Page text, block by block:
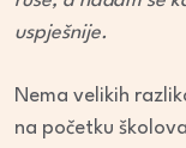
uspješnije.
Nema velikih
na početku